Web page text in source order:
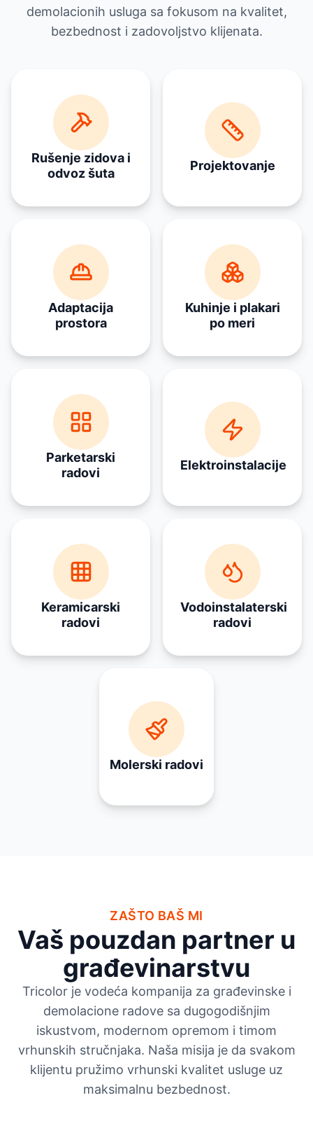
demolacionih usluga sa fokusom na kvalitet,
bezbednost i zadovoljstvo klijenata.
Rušenje zidova i
odvoz šuta
Projektovanje
Adaptacija
prostora
Kuhinje i plakari
po meri
Parketarski
radovi
Elektroinstalacije
Keramicarski
radovi
Vodoinstalaterski
radovi
Molerski radovi
ZAŠTO BAŠ MI
Vaš pouzdan partner u
građevinarstvu
Tricolor je vodeća kompanija za građevinske i
demolacione radove sa dugogodišnjim
iskustvom, modernom opremom i timom
vrhunskih stručnjaka. Naša misija je da svakom
klijentu pružimo vrhunski kvalitet usluge uz
maksimalnu bezbednost.